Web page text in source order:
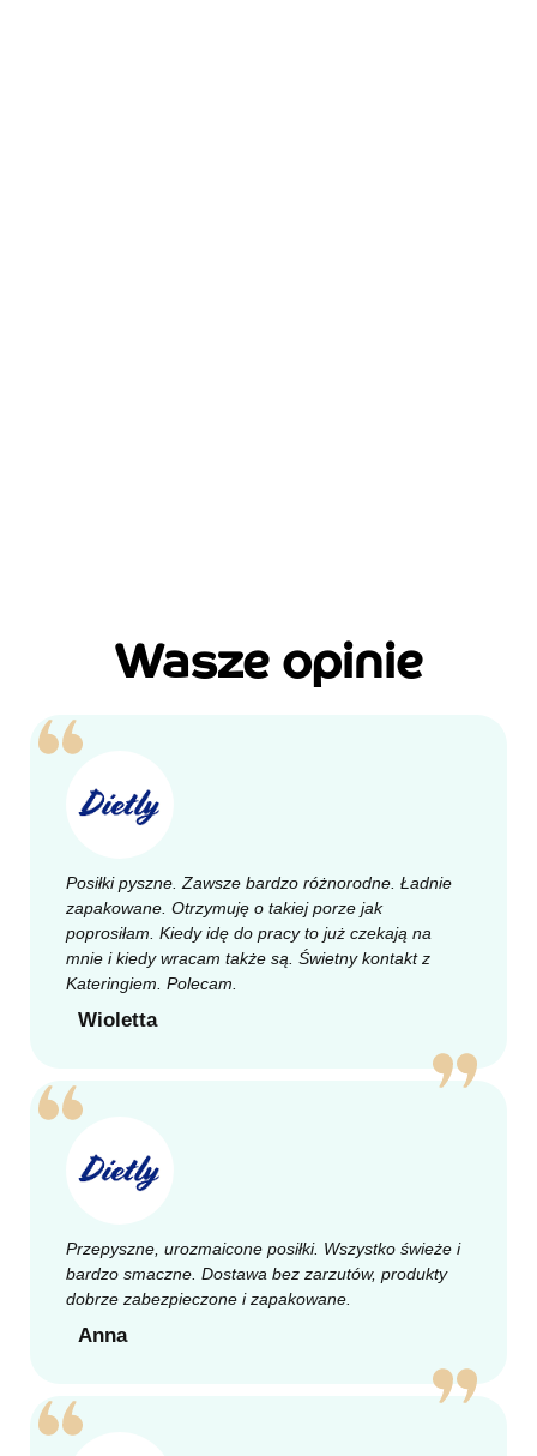
Wasze opinie
Posiłki pyszne. Zawsze bardzo różnorodne. Ładnie
zapakowane. Otrzymuję o takiej porze jak
poprosiłam. Kiedy idę do pracy to już czekają na
mnie i kiedy wracam także są. Świetny kontakt z
Kateringiem. Polecam.
Wioletta
Przepyszne, urozmaicone posiłki. Wszystko świeże i
bardzo smaczne. Dostawa bez zarzutów, produkty
dobrze zabezpieczone i zapakowane.
Anna